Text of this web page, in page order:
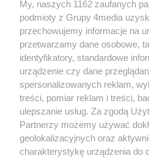
Redakcja Reklama
My, naszych 1162 zaufanych
podmioty z Grupy 4media
przechowujemy informacje na
przetwarzamy dane osobowe,
identyfikatory, standardowe
urządzenie czy dane
spersonalizowanych reklam,
treści, pomiar reklam i treści,
ulepszanie usług. Za zgodą
Partnerzy możemy używać
geolokalizacyjnych oraz
charakterystykę urządzenia do